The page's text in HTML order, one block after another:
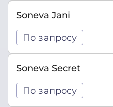
Soneva Jani
По запросу
Soneva Secret
По запросу